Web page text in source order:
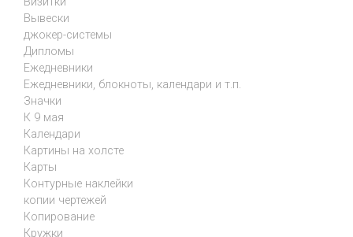
Вывески
джокер-системы
Дипломы
Ежедневники
Ежедневники, блокноты, календари и т.п.
Значки
К 9 мая
Календари
Картины на холсте
Карты
Контурные наклейки
копии чертежей
Копирование
Кружки